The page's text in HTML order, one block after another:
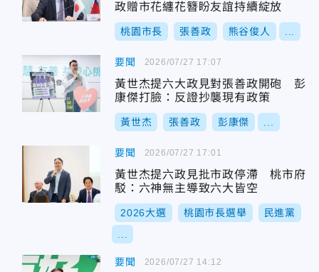
政贈市花纏花簪盼友誼持續綻放
桃園市長 張善政 熊谷俊人
要聞
黃世杰提六大政見對張善政開砲 彭
康傑打臉：反證抄襲現有政策
黃世杰 張善政 彭康傑
2026/07/27 17:07
要聞
黃世杰提六政見批市政停滯 桃市府
駁：六神無主導致六大皆空
2026大選 桃園市長選舉 民進黨
2026/07/27 17:01
要聞 2026/07/27 14:12